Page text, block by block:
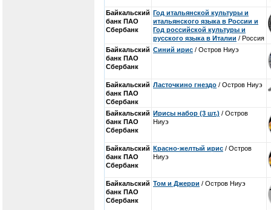
Байкальский
банк ПАО
Сбербанк
Год итальянской культуры и
итальянского языка в России и
Год российской культуры и
русского языка в Италии / Россия
Байкальский
банк ПАО
Сбербанк
Синий ирис / Остров Ниуэ
Байкальский
банк ПАО
Сбербанк
Ласточкино гнездо / Остров Ниуэ
Байкальский
банк ПАО
Сбербанк
Ирисы набор (3 шт.) / Остров
Ниуэ
Байкальский
банк ПАО
Сбербанк
Красно-желтый ирис / Остров
Ниуэ
Байкальский
банк ПАО
Сбербанк
Том и Джерри / Остров Ниуэ